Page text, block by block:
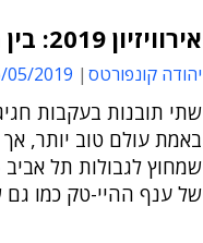
אירוויזיון 2019: בין מציאות מדומה לחיים עצמם
יהודה קונפורטס 2019 14:11
שתי תובנות בעקבות
באמת עולם טוב יותר,
שמחוץ לגבולות תל
של ענף ההיי-טק כמו